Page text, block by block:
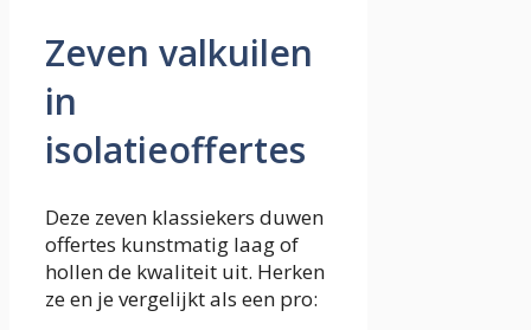
Zeven valkuilen
in
isolatieoffertes
Deze zeven klassiekers duwen
offertes kunstmatig laag of
hollen de kwaliteit uit. Herken
ze en je vergelijkt als een pro: